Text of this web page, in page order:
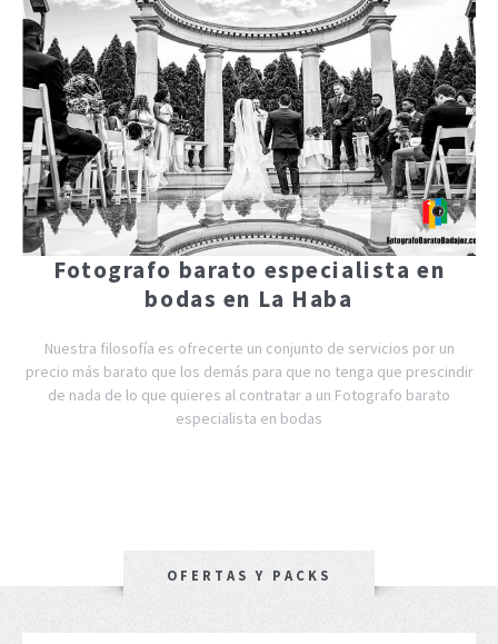
Fotografo barato especialista en
bodas en La Haba
Nuestra filosofía es ofrecerte un conjunto de servicios por un
precio más barato que los demás para que no tenga que prescindir
de nada de lo que quieres al contratar a un Fotografo barato
especialista en bodas
OFERTAS Y PACKS